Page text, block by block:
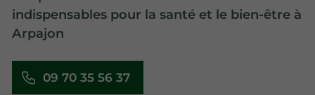
indispensables pour la santé et le bien-être à
Arpajon
09 70 35 56 37